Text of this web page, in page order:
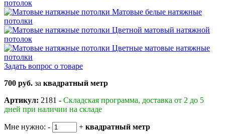
Задать вопрос о товаре
700 руб. за квадратный метр
Артикул: 2181 - Складская программа, доставка от 2 до 5
дней при наличии на складе
Мне нужно: - + квадратный метр